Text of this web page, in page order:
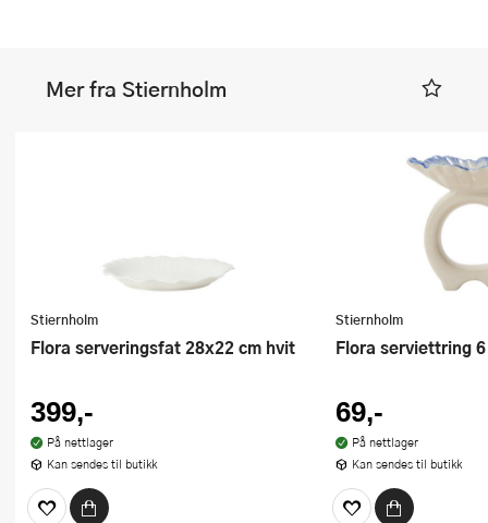
Mer fra Stiernholm
Stiernholm
Flora serveringsfat 28x22 cm hvit
399,-
På nettlager
Kan sendes til butikk
Stiernholm
Flora serviettring
69,-
På nettlager
Kan sendes til butikk